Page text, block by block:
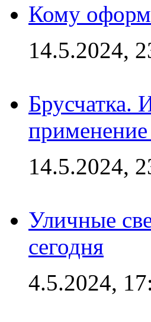
Кому
14.5.2024,
Брусчатка.
применение
14.5.2024,
Уличные
сегодня
4.5.2024,